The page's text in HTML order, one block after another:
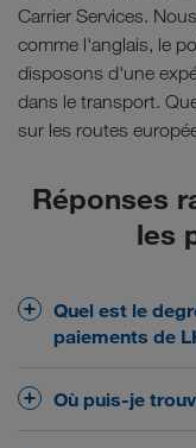
Carrier Services.
comme l'anglais, le
disposons d'une
dans le transport.
sur les routes
Réponses
les
Quel est le
paiements de
solvabilité. Le
Où puis-je